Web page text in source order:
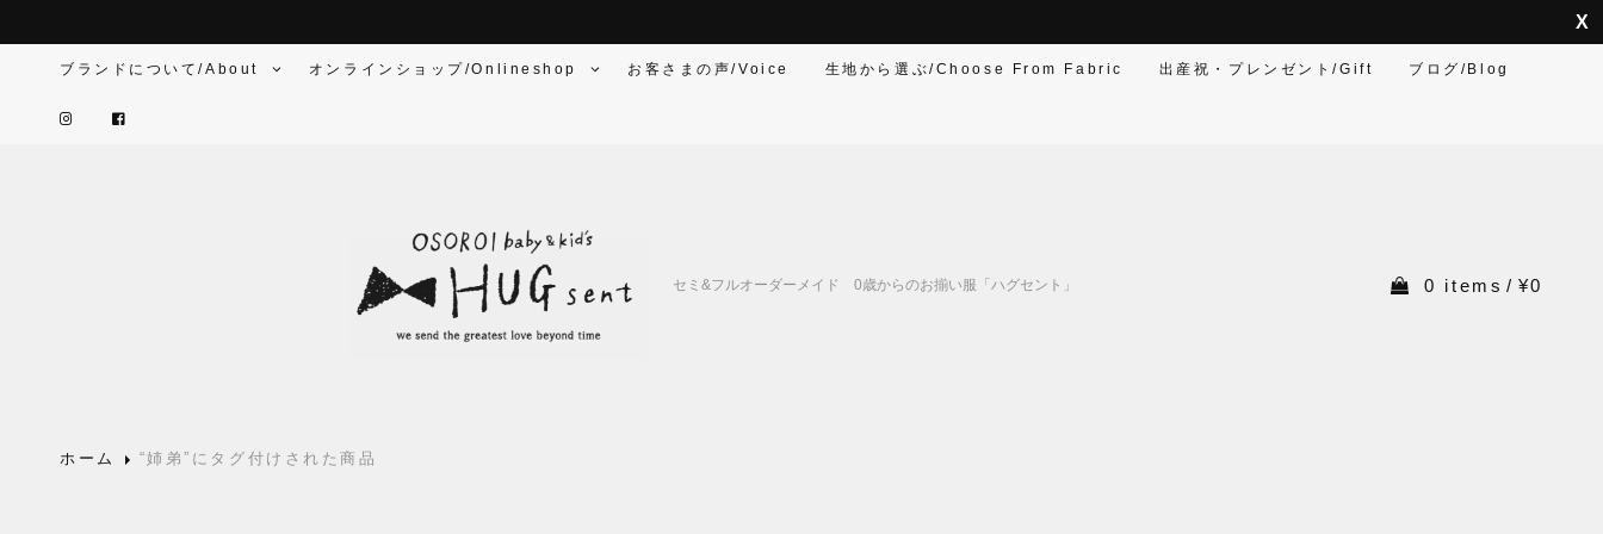
ブランドについて/About オンラインショップ/Onlineshop お客さまの声/Voice 生地から選ぶ/Choose From Fabric 出産祝・プレンゼント/Gift ブログ/Blog
セミ&フルオーダーメイド 0歳からのお揃い服「ハグセント」 0 items / ¥0
ホーム “姉弟”にタグ付けされた商品